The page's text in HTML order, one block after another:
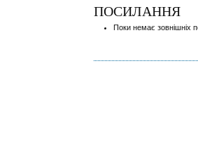
ПОСИЛАННЯ
Поки немає зовнішніх